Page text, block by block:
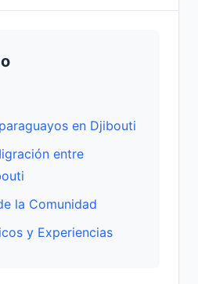
en Djibouti
entre
la Comunidad
y Experiencias